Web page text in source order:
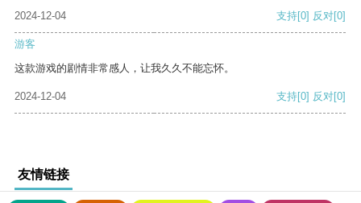
2024-12-04
支持[0] 反对[0]
游客
这款游戏的剧情非常感人，让我久久不能忘怀。
2024-12-04 支持[0] 反对[0]
友情链接